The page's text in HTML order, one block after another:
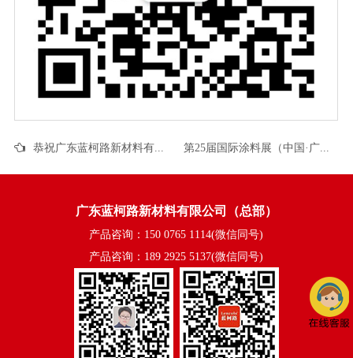
第25届国际涂料展（中国·广州）蓝柯路在（4.1展馆·D42）等你！
广东蓝柯路新材料有限公司（总部）
产品咨询：150 0765 1114(微信同号)
产品咨询：189 2925 5137(微信同号)